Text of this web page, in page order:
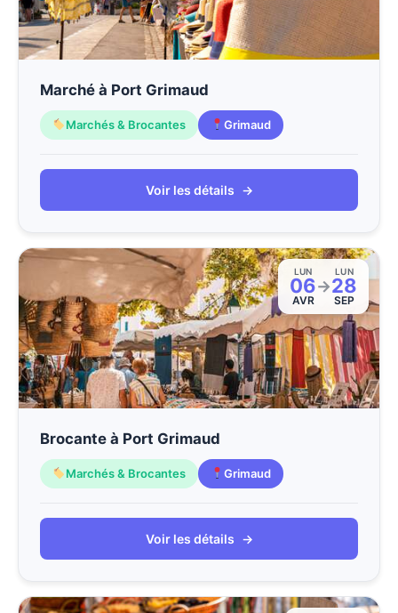
Marché à Port Grimaud
Marchés & Brocantes Grimaud
Voir les détails →
LUN
06
AVR
→
LUN
28
SEP
Brocante à Port Grimaud
Marchés & Brocantes Grimaud
Voir les détails →